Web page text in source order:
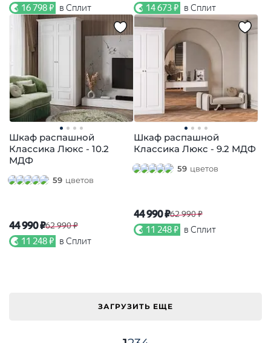
16 798 ₽ в Сплит 14 673 ₽ в Сплит
Шкаф распашной
Классика Люкс - 10.2
МДФ
59 цветов
44 990 ₽62 990 ₽
11 248 ₽ в Сплит
Шкаф распашной
Классика Люкс - 9.2 МДФ
59 цветов
44 990 ₽62 990 ₽
11 248 ₽ в Сплит
ЗАГРУЗИТЬ ЕЩЕ